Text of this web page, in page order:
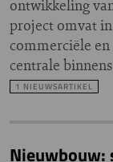
ontwikkeling
project omvat
commerciële
centrale
1 NIEUWSARTIKEL
Nieuwbouw: